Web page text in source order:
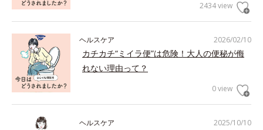
2434 view
2026/02/10
ヘルスケア
カチカチ“ミイラ便”は危険！大人の便秘が侮
れない理由って？
0 view
2025/10/10
ヘルスケア